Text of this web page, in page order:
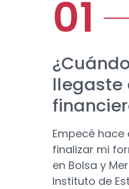
llegaste
Empecé
finalizar mi
en Bolsa y
Instituto de